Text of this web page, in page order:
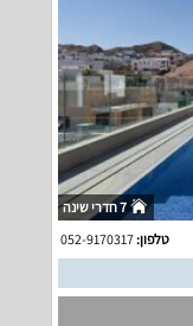
7 חדרי שינה
טלפון:052-9170317